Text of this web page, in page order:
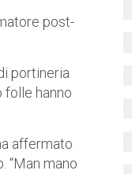
post-
portineria
folle hanno
affermato
“Man mano